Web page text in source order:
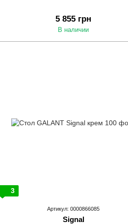
5 855 грн
В наличии
3
Артикул: 0000866085
Signal